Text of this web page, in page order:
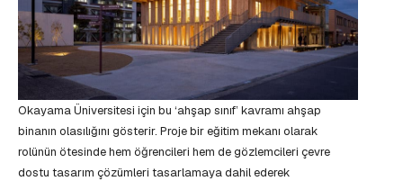
Okayama Üniversitesi için bu ‘ahşap sınıf’ kavramı ahşap
binanın olasılığını gösterir. Proje bir eğitim mekanı olarak
rolünün ötesinde hem öğrencileri hem de gözlemcileri çevre
dostu tasarım çözümleri tasarlamaya dahil ederek